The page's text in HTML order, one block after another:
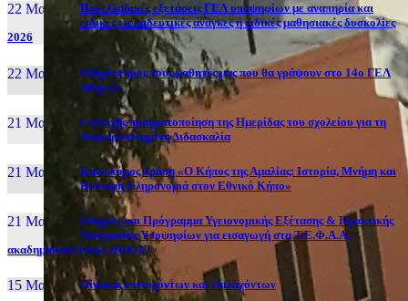
22 Μαι, 26
Πανελλαδικές εξετάσεις ΓΕΛ υποψηφίων με αναπηρία και
ειδικές εκπαιδευτικές ανάγκες ή ειδικές μαθησιακές δυσκολίες
2026
22 Μαι, 26
Οδηγίες προς τους μαθητές μας που θα γράψουν στο 14ο ΓΕΛ
Αθηνών
21 Μαι, 26
Επιτυχής πραγματοποίηση της Ημερίδας του σχολείου για τη
Διαφοροποιημένη Διδασκαλία
21 Μαι, 26
Καινοτόμος δράση «Ο Κήπος της Αμαλίας: Ιστορία, Μνήμη και
Βιώσιμη Κληρονομιά στον Εθνικό Κήπο»
21 Μαι, 26
Οδηγίες και Πρόγραμμα Υγειονομικής Εξέτασης & Πρακτικής
Δοκιμασίας Υποψηφίων για εισαγωγή στα Τ.Ε.Φ.Α.Α.,
ακαδημαϊκού έτους 2026-27
15 Μαι, 26 Πίνακας επιτυχόντων και επιλαχόντων